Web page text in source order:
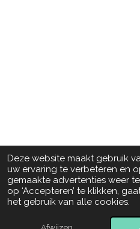
Deze website maakt gebruik
uw ervaring te verbeteren en
gemaakte advertenties weer
op ‘Accepteren’ te klikken,
het gebruik van alle cookies.